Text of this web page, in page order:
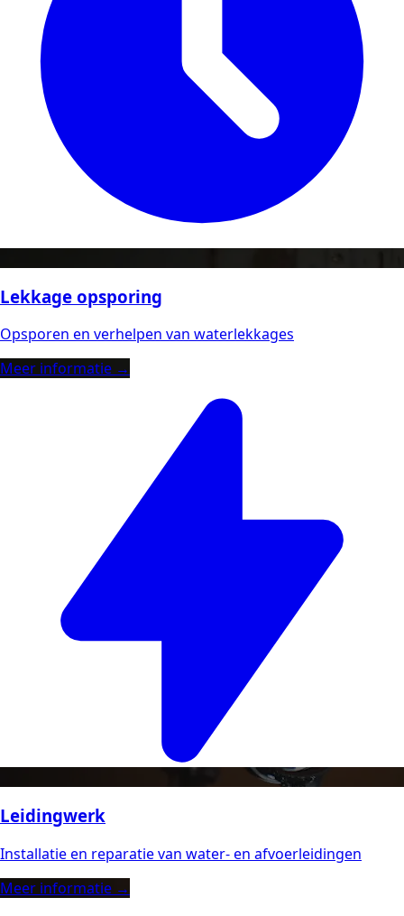
Lekkage opsporing
Opsporen en verhelpen van waterlekkages
Meer informatie →
Leidingwerk
Installatie en reparatie van water- en afvoerleidingen
Meer informatie →